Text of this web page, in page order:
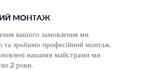
МОНТАЖ
вашого замовлення ми
та зробимо професійний монтаж.
нашими майстрами ми
2 роки.